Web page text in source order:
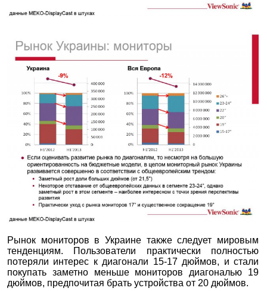
Рынок мониторов в Украине также следует мировым
тенденциям. Пользователи практически полностью
потеряли интерес к диагонали 15-17 дюймов, и стали
покупать заметно меньше мониторов диагональю 19
дюймов, предпочитая брать устройства от 20 дюймов.